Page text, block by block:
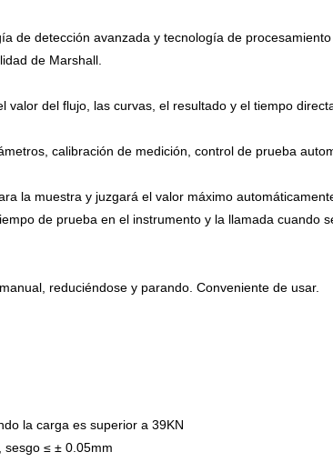
de detección avanzada y tecnología de
de Marshall.
del flujo, las curvas, el resultado y el tiempo
calibración de medición, control de prueba
la muestra y juzgará el valor máximo
de prueba en el instrumento y la llamada cuando
reduciéndose y parando. Conveniente de usar.
la carga es superior a 39KN
sesgo ≤ ± 0.05mm